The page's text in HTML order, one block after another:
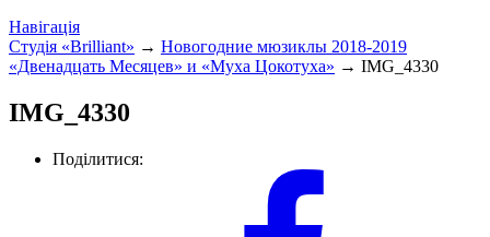
Навігація
Студія «Brilliant» → Новогодние мюзиклы 2018-2019
«Двенадцать Месяцев» и «Муха Цокотуха» → IMG_4330
IMG_4330
Поділитися: